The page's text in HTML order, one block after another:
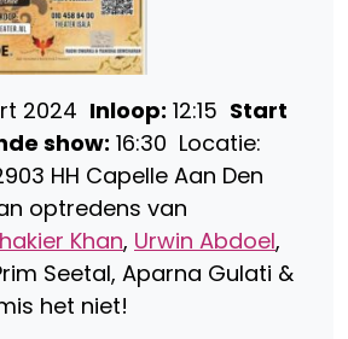
2024 Inloop: 12:15 Start
show: 16:30 Locatie:
HH Capelle Aan Den
optredens van
Khan, Urwin Abdoel,
Seetal, Aparna Gulati &
het niet!